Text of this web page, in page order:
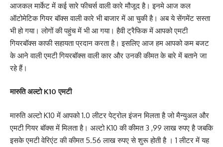
आजकल मार्केट में कई सारे फीचर्स वाली कारे मौजूद है। इनमे आज कल
ऑटोमेटिक गियर बॉक्स वाली कारे भी बाजार में आ चुकी है। अब ये सेंगमेंट सस्ता
भी हो गया। लोगों की पहुंच में भी आ गया। हैवी ट्रैफिक में आपको एमटी
गियरबॉक्स काफी सहायता प्रदान करता है। इसलिए आज हम आपको कम बजट
के आने वाली एमटी गियरबॉक्स वाली कार और उनकी कीमत के बारे में बताने जा
रहे हैं।
मारुति अल्टो K10 एमटी
मारुति अल्टो K10 में आपको 1.0 लीटर पेट्रोल इंजन मिलता है जो मैन्युअल और
एमटी गियर बॉक्स में मिलता है। अल्टो K10 की कीमत 3 ,99 लाख रुपए है जबकि
इसके एमटी वेरिएंट की कीमत 5.56 लाख रुपए से शुरू होती है । 1 लीटर में यह